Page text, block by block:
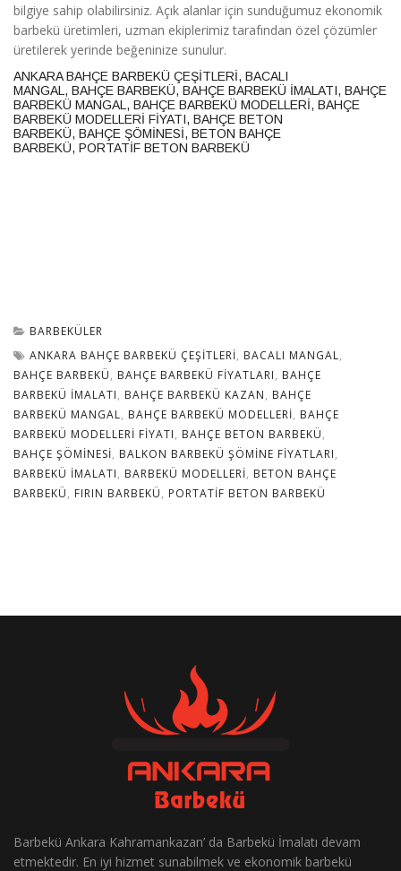
bilgiye sahip olabilirsiniz. Açık alanlar için sunduğumuz ekonomik
barbekü üretimleri, uzman ekiplerimiz tarafından özel çözümler
üretilerek yerinde beğeninize sunulur.
ANKARA BAHÇE BARBEKÜ ÇEŞİTLERİ, BACALI
MANGAL , BAHÇE BARBEKÜ, BAHÇE BARBEKÜ İMALATI, BAHÇE
BARBEKÜ MANGAL , BAHÇE BARBEKÜ MODELLERİ, BAHÇE
BARBEKÜ MODELLERİ FİYATI, BAHÇE BETON
BARBEKÜ, BAHÇE ŞÖMİNESİ, BETON BAHÇE
BARBEKÜ, PORTATİF BETON BARBEKÜ
BARBEKÜLER
ANKARA BAHÇE BARBEKÜ ÇEŞITLERI, BACALI MANGAL,
BAHÇE BARBEKÜ, BAHÇE BARBEKÜ FIYATLARI, BAHÇE
BARBEKÜ IMALATI, BAHÇE BARBEKÜ KAZAN, BAHÇE
BARBEKÜ MANGAL, BAHÇE BARBEKÜ MODELLERI, BAHÇE
BARBEKÜ MODELLERI FIYATI, BAHÇE BETON BARBEKÜ,
BAHÇE ŞÖMINESI, BALKON BARBEKÜ ŞÖMINE FIYATLARI,
BARBEKÜ IMALATI, BARBEKÜ MODELLERI, BETON BAHÇE
BARBEKÜ, FIRIN BARBEKÜ, PORTATIF BETON BARBEKÜ
Barbekü Ankara Kahramankazan’ da Barbekü İmalatı devam
etmektedir. En iyi hizmet sunabilmek ve ekonomik barbekü